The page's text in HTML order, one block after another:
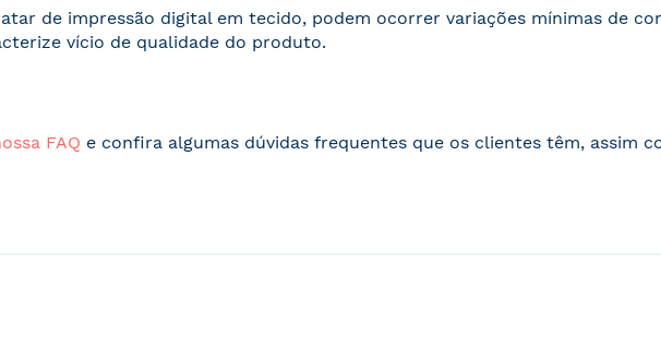
de impressão digital em tecido, podem ocorrer variações mínimas de
vício de qualidade do produto.
FAQ e confira algumas dúvidas frequentes que os clientes têm, assim